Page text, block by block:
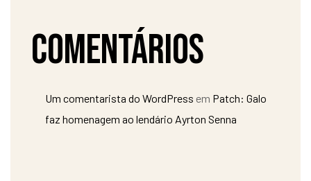
Comentários
Um comentarista do WordPress em Patch: Galo
faz homenagem ao lendário Ayrton Senna